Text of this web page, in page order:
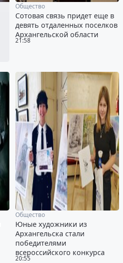
21:58
Общество
Сотовая связь придет еще в
девять отдаленных поселков
Архангельской области
20:55
Общество
Юные художники из
Архангельска стали
победителями
всероссийского конкурса